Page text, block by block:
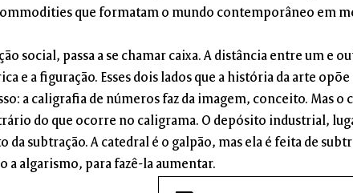
que formatam o mundo contemporâneo em
social, passa a se chamar caixa. A distância entre um e
e a figuração. Esses dois lados que a história da arte
a caligrafia de números faz da imagem, conceito. Mas o
do que ocorre no caligrama. O depósito industrial,
subtração. A catedral é o galpão, mas ela é feita de
algarismo, para fazê-la aumentar.